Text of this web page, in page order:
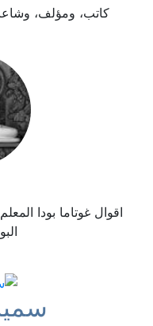
كاتب، ومؤلف،
اقوال غوتاما بودا